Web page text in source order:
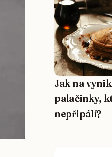
Jak na
palačinky,
nepřipálí?